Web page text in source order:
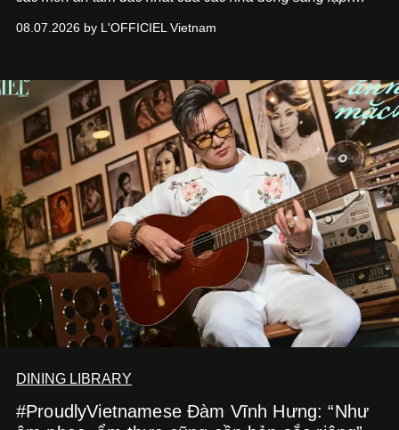
món ăn đa dạng từ Á đến Âu nhanh chóng được yêu thích
mang đến niềm vui cho thực khách.
08.07.2026 by L'OFFICIEL Vietnam
DINING LIBRARY
#ProudlyVietnamese Đàm Vĩnh Hưng: “Như